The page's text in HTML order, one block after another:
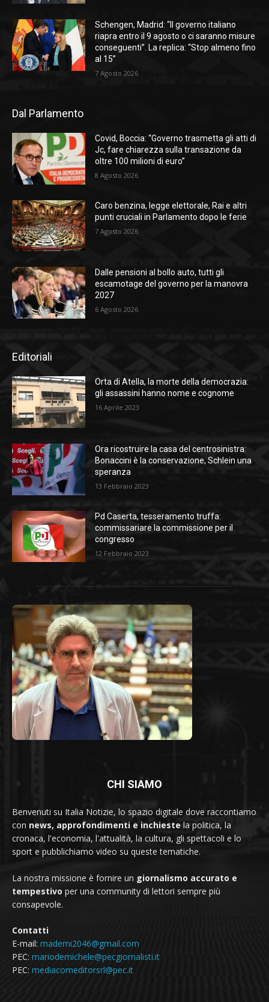
Schengen, Madrid: “Il governo italiano
riapra entro il 9 agosto o ci saranno misure
conseguenti”. La replica: “Stop almeno fino
al 15”
7 Agosto 2026
Dal Parlamento
Covid, Boccia: “Governo trasmetta gli atti di
Jc, fare chiarezza sulla transazione da
oltre 100 milioni di euro”
8 Agosto 2026
Caro benzina, legge elettorale, Rai e altri
punti cruciali in Parlamento dopo le ferie
7 Agosto 2026
Dalle pensioni al bollo auto, tutti gli
escamotage del governo per la manovra
2027
6 Agosto 2026
Editoriali
Orta di Atella, la morte della democrazia:
gli assassini hanno nome e cognome
16 Aprile 2023
Ora ricostruire la casa del centrosinistra:
Bonaccini è la conservazione, Schlein una
speranza
13 Febbraio 2023
Pd Caserta, tesseramento truffa:
commissariare la commissione per il
congresso
12 Febbraio 2023
CHI SIAMO
Benvenuti su Italia Notizie, lo spazio digitale dove raccontiamo
con news, approfondimenti e inchieste la politica, la
cronaca, l'economia, l'attualità, la cultura, gli spettacoli e lo
sport e pubblichiamo video su queste tematiche.
La nostra missione è fornire un giornalismo accurato e
tempestivo per una community di lettori sempre più
consapevole.
Contatti
E-mail: mademi2046@gmail.com
PEC: mariodemichele@pecgiornalisti.it
PEC: mediacomeditorsrl@pec.it